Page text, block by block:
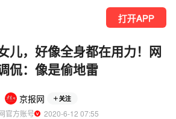
打开APP
儿，好像全身都在用力！网
侃：像是偷地雷
京报网 关注
官方账号
  2020-6-12 07:55